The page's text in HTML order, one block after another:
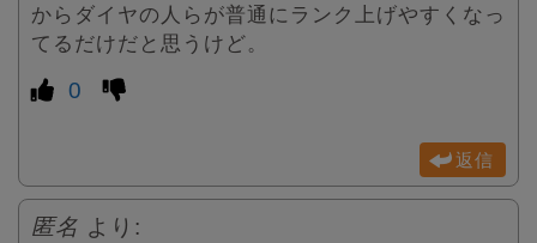
からダイヤの人らが普通にランク上げやすくなっ
てるだけだと思うけど。
0
返信
匿名 より: